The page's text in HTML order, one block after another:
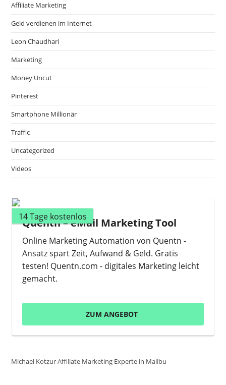
Affiliate Marketing
Geld verdienen im Internet
Leon Chaudhari
Marketing
Money Uncut
Pinterest
Smartphone Millionär
Traffic
Uncategorized
Videos
14 Tage kostenlos
Quentn – eMail Marketing Tool
Online Marketing Automation von Quentn -
Ansatz spart Zeit, Aufwand & Geld. Gratis
testen! Quentn.com - digitales Marketing leicht
gemacht.
ZUM ANGEBOT
Michael Kotzur Affiliate Marketing Experte in Malibu